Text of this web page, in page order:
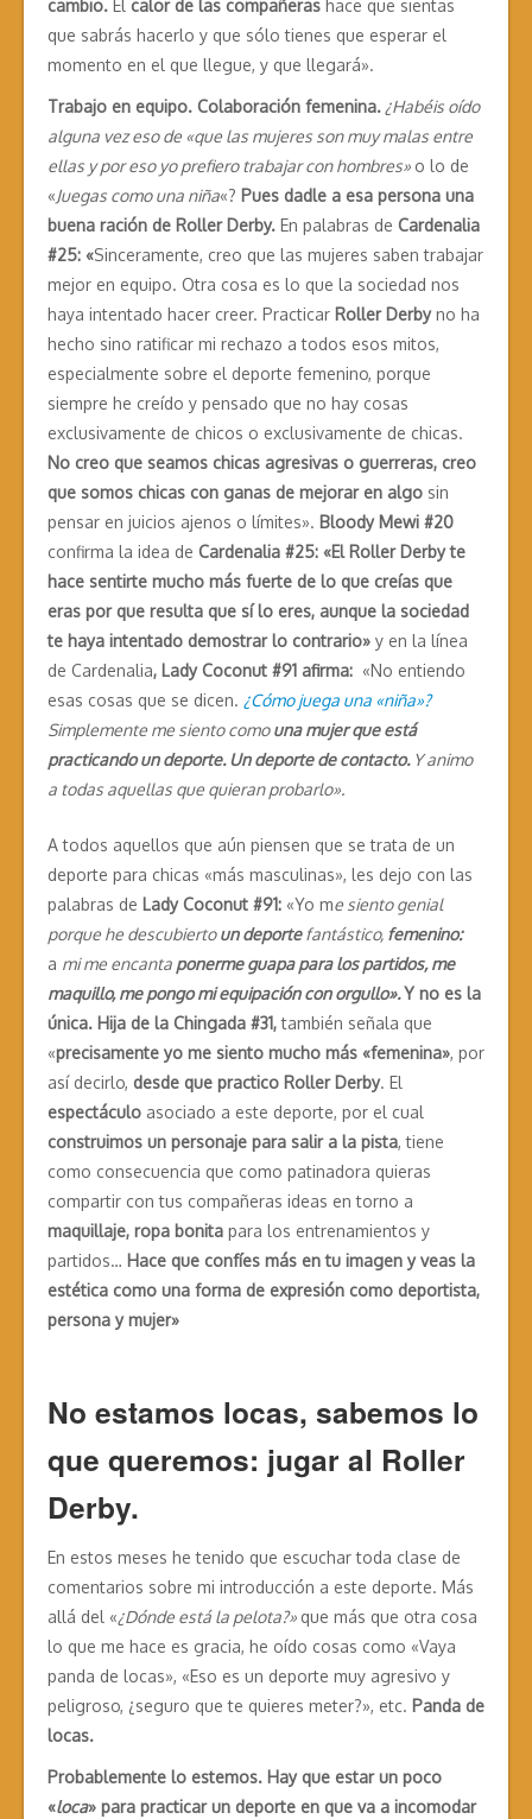
cambio. El calor de las compañeras hace que sientas
que sabrás hacerlo y que sólo tienes que esperar el
momento en el que llegue, y que llegará».
Trabajo en equipo. Colaboración femenina.¿Habéis oído
alguna vez eso de «que las mujeres son muy malas entre
ellas y por eso yo prefiero trabajar con hombres» o lo de
«Juegas como una niña«? Pues dadle a esa persona una
buena ración de Roller Derby. En palabras de Cardenalia
#25: «Sinceramente, creo que las mujeres saben trabajar
mejor en equipo. Otra cosa es lo que la sociedad nos
haya intentado hacer creer. Practicar Roller Derbyno ha
hecho sino ratificar mi rechazo a todos esos mitos,
especialmente sobre el deporte femenino, porque
siempre he creído y pensado que no hay cosas
exclusivamente de chicos o exclusivamente de chicas.
No creo que seamos chicas agresivas o guerreras, creo
que somos chicas con ganas de mejorar en algo sin
pensar en juicios ajenos o límites». Bloody Mewi #20
confirma la idea de Cardenalia #25: «El Roller Derby te
hace sentirte mucho más fuerte de lo que creías que
eras por que resulta que sí lo eres, aunque la sociedad
te haya intentado demostrar lo contrario» y en la línea
de Cardenalia, Lady Coconut #91 afirma: «No entiendo
esas cosas que se dicen. ¿Cómo juega una «niña»?
Simplemente me siento comouna mujer que está
practicando un deporte. Un deporte de contacto.Y animo
a todas aquellas que quieran probarlo».
A todos aquellos que aún piensen que se trata de un
deporte para chicas «más masculinas», les dejo con las
palabras de Lady Coconut #91: «Yo me siento genial
porque he descubiertoun deportefantástico, femenino:
a mi me encanta ponerme guapa para los partidos, me
maquillo, me pongo mi equipación con orgullo».Y no es la
única. Hija de la Chingada #31,también señala que
«precisamente yo me siento mucho más «femenina», por
así decirlo, desde que practico Roller Derby. El
espectáculo asociado a este deporte, por el cual
construimos un personaje para salir a la pista, tiene
como consecuencia que como patinadora quieras
compartir con tus compañeras ideas en torno a
maquillaje, ropa bonita para los entrenamientos y
partidos… Hace que confíes más en tu imagen y veas la
estética como una forma de expresión como deportista,
persona y mujer»
No estamos locas, sabemos lo
que queremos: jugar al Roller
Derby.
En estos meses he tenido que escuchar toda clase de
comentarios sobre mi introducción a este deporte. Más
allá del «¿Dónde está la pelota?»que más que otra cosa
lo que me hace es gracia, he oído cosas como «Vaya
panda de locas», «Eso es un deporte muy agresivo y
peligroso, ¿seguro que te quieres meter?», etc. Panda de
locas.
Probablemente lo estemos. Hay que estar un poco
«loca» para practicar un deporte en que va a incomodar